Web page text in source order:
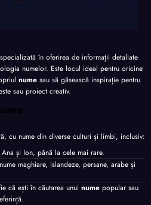
în oferirea de informații detaliate
numelor. Este locul ideal pentru oricine
nume sau să găsească inspirație pentru
sau proiect creativ.
cu nume din diverse culturi și limbi, inclusiv:
și Ion, până la cele mai rare.
maghiare, islandeze, persane, arabe și
că ești în căutarea unui nume popular sau